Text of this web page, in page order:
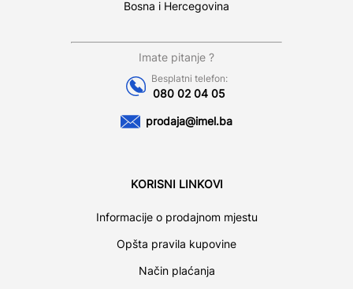
Bosna i Hercegovina
Imate pitanje ?
Besplatni telefon:
080 02 04 05
prodaja@imel.ba
KORISNI LINKOVI
Informacije o prodajnom mjestu
Opšta pravila kupovine
Način plaćanja